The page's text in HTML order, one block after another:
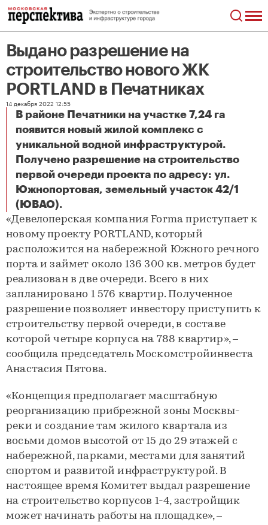
Выдано разрешение на
строительство нового ЖК
PORTLAND в Печатниках
14 декабря 2022 12:55
В районе Печатники на участке 7,24 га
появится новый жилой комплекс с
уникальной водной инфраструктурой.
Получено разрешение на строительство
первой очереди проекта по адресу: ул.
Южнопортовая, земельный участок 42/1
(ЮВАО).
«Девелоперская компания Forma приступает к
новому проекту PORTLAND, который
расположится на набережной Южного речного
порта и займет около 136 300 кв. метров будет
реализован в две очереди. Всего в них
запланировано 1 576 квартир. Полученное
разрешение позволяет инвестору приступить к
строительству первой очереди, в составе
которой четыре корпуса на 788 квартир», –
сообщила председатель Москомстройинвеста
Анастасия Пятова.
«Концепция предполагает масштабную
реорганизацию прибрежной зоны Москвы-
реки и создание там жилого квартала из
восьми домов высотой от 15 до 29 этажей с
набережной, парками, местами для занятий
спортом и развитой инфраструктурой. В
настоящее время Комитет выдал разрешение
на строительство корпусов 1-4, застройщик
может начинать работы на площадке», –